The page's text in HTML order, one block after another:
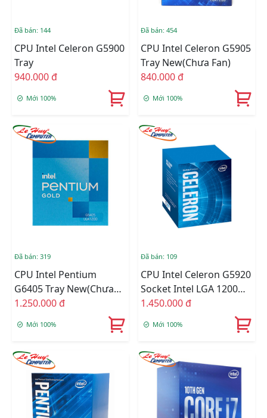
Đã bán: 144
CPU Intel Celeron G5900
Tray
940.000 đ
Mới 100%
Đã bán: 454
CPU Intel Celeron G5905
Tray New(Chưa Fan)
840.000 đ
Mới 100%
Đã bán: 319
CPU Intel Pentium
G6405 Tray New(Chưa
Fan)
1.250.000 đ
Mới 100%
Đã bán: 109
CPU Intel Celeron G5920
Socket Intel LGA 1200
BOX Online
1.450.000 đ
Mới 100%